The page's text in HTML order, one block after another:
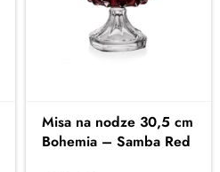
Misa na nodze 30,5 cm
Bohemia – Samba Red